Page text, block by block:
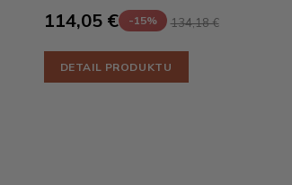
114,05 € -15% 134,18 €
DETAIL PRODUKTU